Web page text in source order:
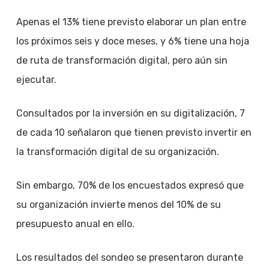
Apenas el 13% tiene previsto elaborar un plan entre
los próximos seis y doce meses, y 6% tiene una hoja
de ruta de transformación digital, pero aún sin
ejecutar.
Consultados por la inversión en su digitalización, 7
de cada 10 señalaron que tienen previsto invertir en
la transformación digital de su organización.
Sin embargo, 70% de los encuestados expresó que
su organización invierte menos del 10% de su
presupuesto anual en ello.
Los resultados del sondeo se presentaron durante